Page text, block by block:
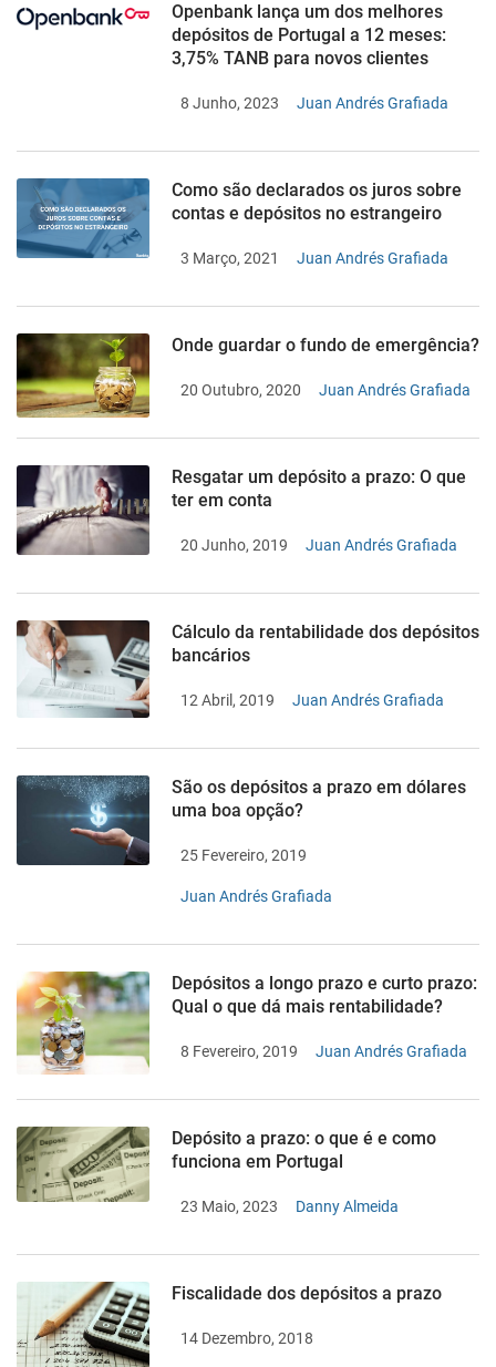
Openbank lança um dos melhores
depósitos de Portugal a 12 meses:
3,75% TANB para novos clientes
8 Junho, 2023 Juan Andrés Grafiada
Como são declarados os juros sobre
contas e depósitos no estrangeiro
3 Março, 2021 Juan Andrés Grafiada
Onde guardar o fundo de emergência?
20 Outubro, 2020 Juan Andrés Grafiada
Resgatar um depósito a prazo: O que
ter em conta
20 Junho, 2019 Juan Andrés Grafiada
Cálculo da rentabilidade dos depósitos
bancários
12 Abril, 2019 Juan Andrés Grafiada
São os depósitos a prazo em dólares
uma boa opção?
25 Fevereiro, 2019
Juan Andrés Grafiada
Depósitos a longo prazo e curto prazo:
Qual o que dá mais rentabilidade?
8 Fevereiro, 2019 Juan Andrés Grafiada
Depósito a prazo: o que é e como
funciona em Portugal
23 Maio, 2023 Danny Almeida
Fiscalidade dos depósitos a prazo
14 Dezembro, 2018